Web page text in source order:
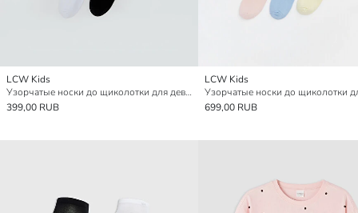
LCW Kids
Узорчатые носки до щиколотки для девочек, комплект из 5 штук
399,00 RUB
LCW Kids
699,00 RUB